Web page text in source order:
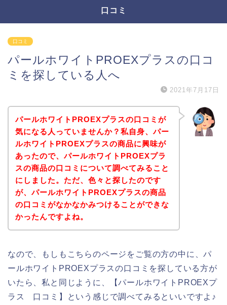
口コミ
口コミ
パールホワイトPROEXプラスの口コ
ミを探している人へ
2021年7月17日
パールホワイトPROEXプラスの口コミが
気になる人っていませんか？私自身、パー
ルホワイトPROEXプラスの商品に興味が
あったので、パールホワイトPROEXプラ
スの商品の口コミについて調べてみること
にしました。ただ、色々と探したのです
が、パールホワイトPROEXプラスの商品
の口コミがなかなかみつけることができな
かったんですよね。
なので、もしもこちらのページをご覧の方の中に、パ
ールホワイトPROEXプラスの口コミを探している方が
いたら、私と同じように、【パールホワイトPROEXプ
ラス 口コミ】という感じで調べてみるといいですよ♪